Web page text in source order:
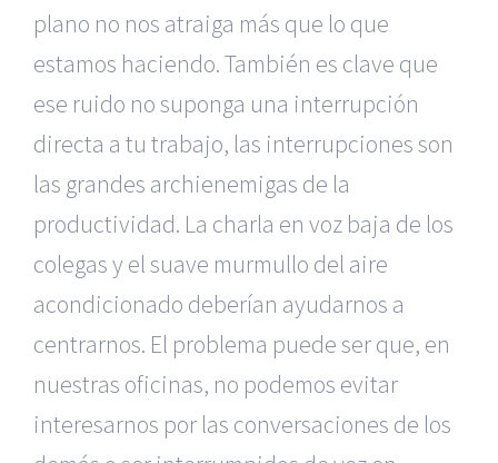
plano no nos atraiga más que lo que
estamos haciendo. También es clave que
ese ruido no suponga una interrupción
directa a tu trabajo, las interrupciones son
las grandes archienemigas de la
productividad. La charla en voz baja de los
colegas y el suave murmullo del aire
acondicionado deberían ayudarnos a
centrarnos. El problema puede ser que, en
nuestras oficinas, no podemos evitar
interesarnos por las conversaciones de los